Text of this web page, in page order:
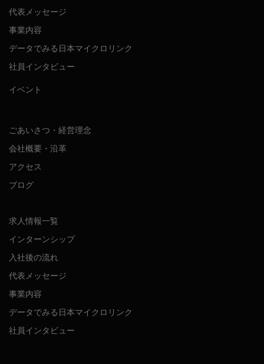
代表メッセージ
事業内容
データでみる日本マイクロリンク
社員インタビュー
イベント
ごあいさつ・経営理念
会社概要・沿革
アクセス
ブログ
求人情報一覧
インターンシップ
入社後の流れ
代表メッセージ
事業内容
データでみる日本マイクロリンク
社員インタビュー